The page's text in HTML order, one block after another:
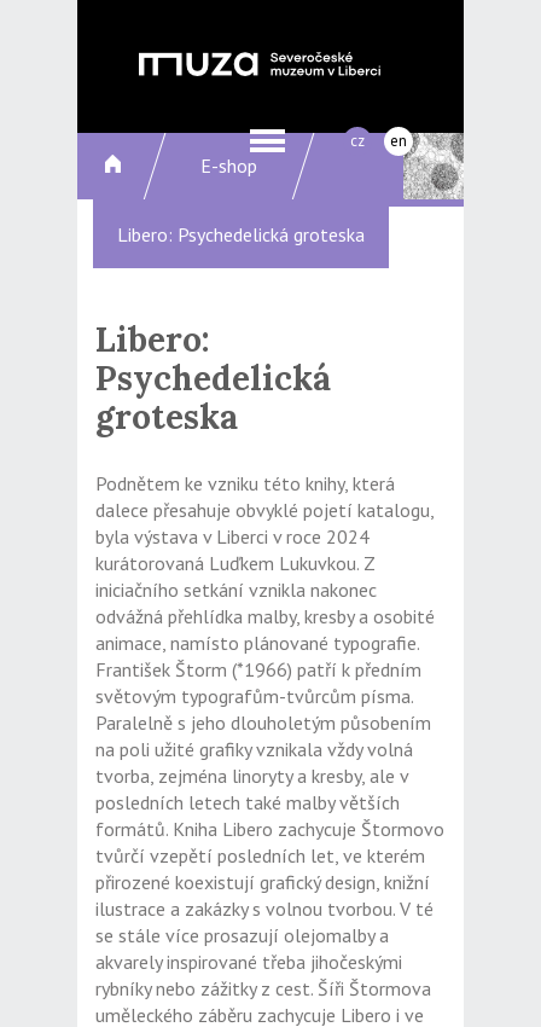
cz en
E-shop
Libero: Psychedelická groteska
Libero:
Psychedelická
groteska
Podnětem ke vzniku této knihy, která
dalece přesahuje obvyklé pojetí katalogu,
byla výstava v Liberci v roce 2024
kurátorovaná Luďkem Lukuvkou. Z
iniciačního setkání vznikla nakonec
odvážná přehlídka malby, kresby a osobité
animace, namísto plánované typografie.
František Štorm (*1966) patří k předním
světovým typografům-tvůrcům písma.
Paralelně s jeho dlouholetým působením
na poli užité grafiky vznikala vždy volná
tvorba, zejména linoryty a kresby, ale v
posledních letech také malby větších
formátů. Kniha Libero zachycuje Štormovo
tvůrčí vzepětí posledních let, ve kterém
přirozené koexistují grafický design, knižní
ilustrace a zakázky s volnou tvorbou. V té
se stále více prosazují olejomalby a
akvarely inspirované třeba jihočeskými
rybníky nebo zážitky z cest. Šíři Štormova
uměleckého záběru zachycuje Libero i ve